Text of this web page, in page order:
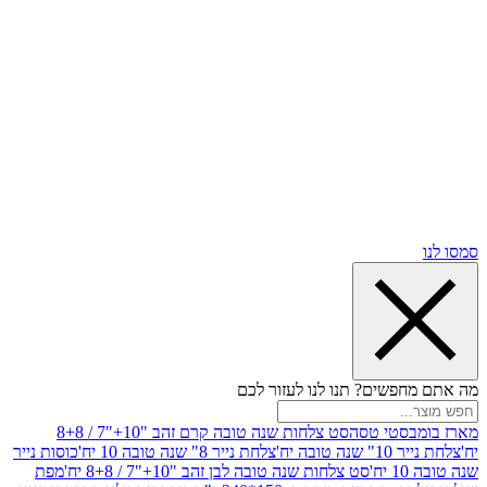
תנו לנו לעזור לכם
טסה
סט צלחות שנה טובה קרם זהב "10+"7 / 8+8
יח'
צלחת נייר 8" שנה טובה 10 יח'
כוסות נייר
סט צלחות שנה טובה לבן זהב "10+"7 / 8+8 יח'
מפת